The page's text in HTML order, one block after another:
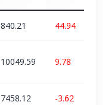
840.21 44.94
10049.59 9.78
7458.12 -3.62